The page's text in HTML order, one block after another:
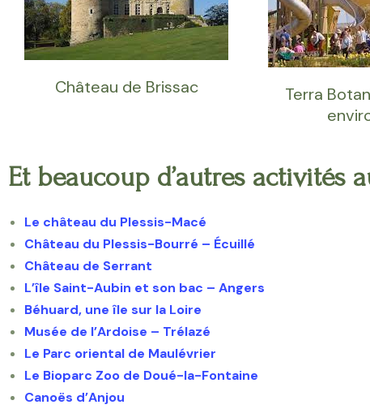
Château de Brissac
Terra
Et beaucoup d’autres activités
Le château du Plessis-Macé
Château du Plessis-Bourré – Écuillé
Château de Serrant
L’île Saint-Aubin et son bac – Angers
Béhuard, une île sur la Loire
Musée de l’Ardoise – Trélazé
Le Parc oriental de Maulévrier
Le Bioparc Zoo de Doué-la-Fontaine
Canoës d’Anjou